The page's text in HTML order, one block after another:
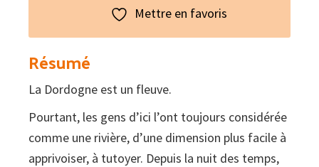
trésor
écologique
/
Sédiments
15
-
Mettre en favoris
Résumé
La Dordogne est un fleuve.
Pourtant, les gens d’ici l’ont toujours considérée
comme une rivière, d’une dimension plus facile à
apprivoiser, à tutoyer. Depuis la nuit des temps,